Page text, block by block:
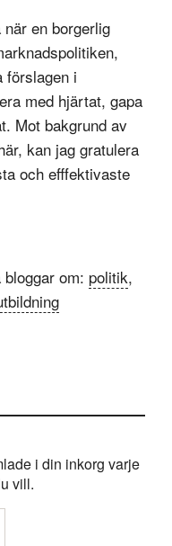
en borgerlig
förslagen i
med hjärtat, gapa
Mot bakgrund av
kan jag gratulera
och efffektivaste
bloggar om: politik,
i din inkorg varje
vill.